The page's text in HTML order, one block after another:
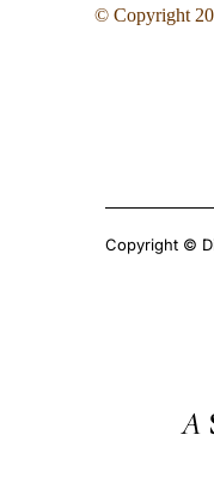
© Copyright
Copyright ©
A